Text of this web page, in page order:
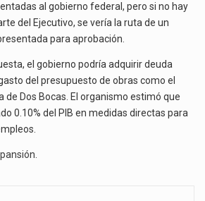
al gobierno federal, pero si no hay
del Ejecutivo, se vería la ruta de un
para aprobación.
el gobierno podría adquirir deuda
del presupuesto de obras como el
de Dos Bocas. El organismo estimó que
0.10% del PIB en medidas directas para